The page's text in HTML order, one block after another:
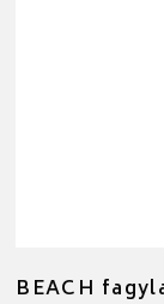
BEACH